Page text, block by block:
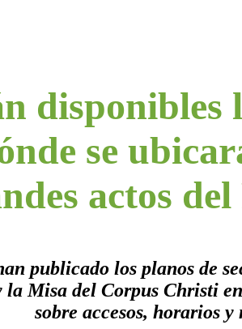
disponibles
se
actos
publicado los planos de
la Misa del Corpus Christi
sobre accesos, horarios